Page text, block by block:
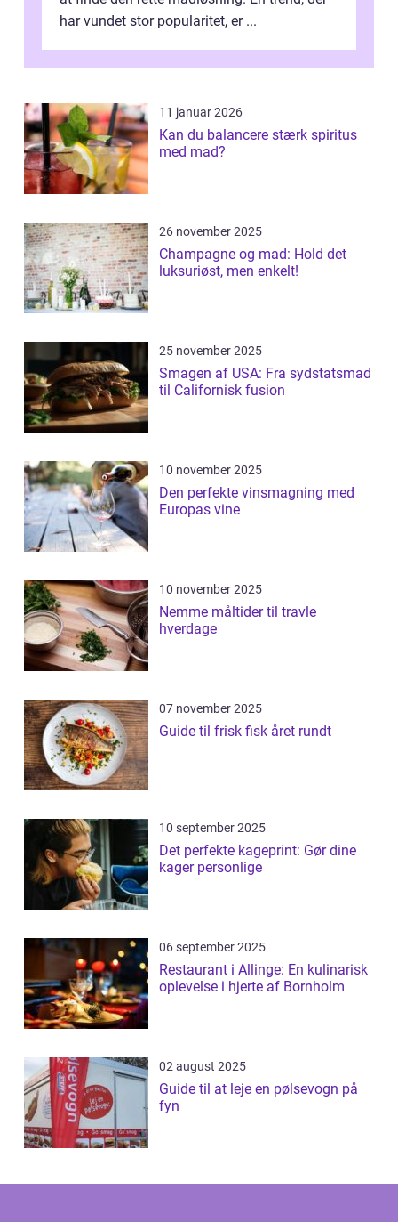
har vundet stor popularitet, er ...
11 januar 2026
Kan du balancere stærk spiritus
med mad?
26 november 2025
Champagne og mad: Hold det
luksuriøst, men enkelt!
25 november 2025
Smagen af USA: Fra sydstatsmad
til Californisk fusion
10 november 2025
Den perfekte vinsmagning med
Europas vine
10 november 2025
Nemme måltider til travle
hverdage
07 november 2025
Guide til frisk fisk året rundt
10 september 2025
Det perfekte kageprint: Gør dine
kager personlige
06 september 2025
Restaurant i Allinge: En kulinarisk
oplevelse i hjerte af Bornholm
02 august 2025
Guide til at leje en pølsevogn på
fyn